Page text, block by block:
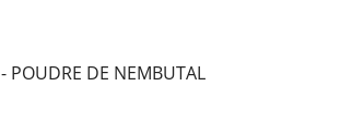
- POUDRE DE NEMBUTAL